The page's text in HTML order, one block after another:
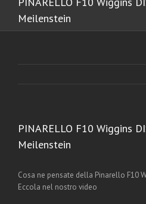
Meilenstein
PINARELLO F10 Wiggins
Meilenstein
Cosa ne pensate della Pinarello F10
Eccola nel nostro video